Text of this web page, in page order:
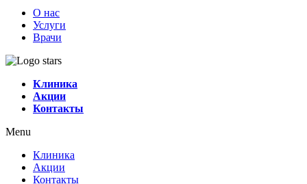
О нас
Услуги
Врачи
Клиника
Акции
Контакты
Menu
Клиника
Акции
Контакты